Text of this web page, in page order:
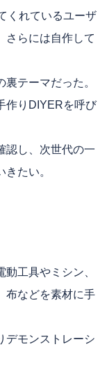
くれているユーザ
さらには自作して
テーマだった。
作りDIYERを呼び
認し、次世代の一
たい。
工具やミシン、
布などを素材に手
デモンストレーシ